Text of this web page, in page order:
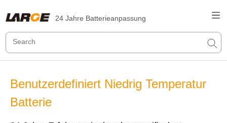
24 Jahre Batterieanpassung
Benutzerdefiniert Niedrig Temperatur
Batterie